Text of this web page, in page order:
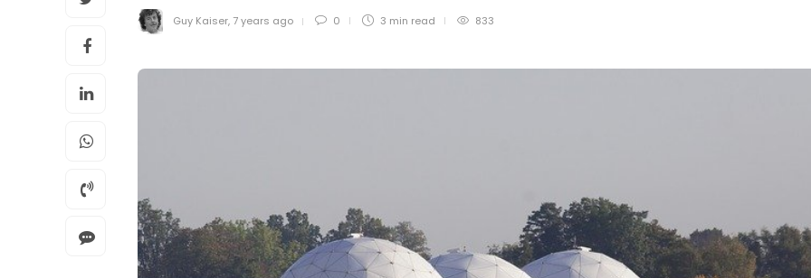
Guy Kaiser, 7 years ago 0 3 min read 833